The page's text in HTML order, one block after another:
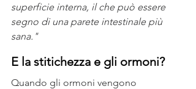
superficie interna, il che può essere
segno di una parete intestinale più
sana."
E la stitichezza e gli ormoni?
Quando gli ormoni vengono